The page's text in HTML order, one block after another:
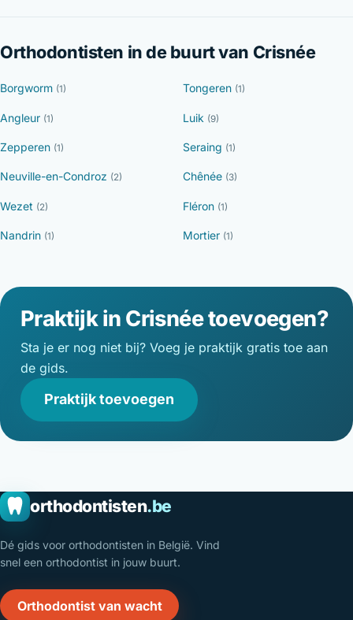
Orthodontisten in de buurt van Crisnée
Borgworm (1) Tongeren (1)
Angleur (1) Luik (9)
Zepperen (1) Seraing (1)
Neuville-en-Condroz (2) Chênée (3)
Wezet (2) Fléron (1)
Nandrin (1) Mortier (1)
Praktijk in Crisnée toevoegen?
Sta je er nog niet bij? Voeg je praktijk gratis toe aan
de gids.
Praktijk toevoegen
orthodontisten.be
Dé gids voor orthodontisten in België. Vind
snel een orthodontist in jouw buurt.
Orthodontist van wacht